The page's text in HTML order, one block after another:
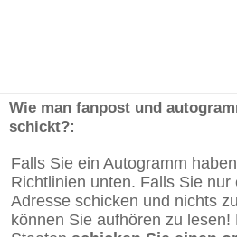
Wie man fanpost und
schickt?:
Falls Sie ein Autogramm
Richtlinien unten. Falls Sie
Adresse schicken und nichts
können Sie aufhören zu